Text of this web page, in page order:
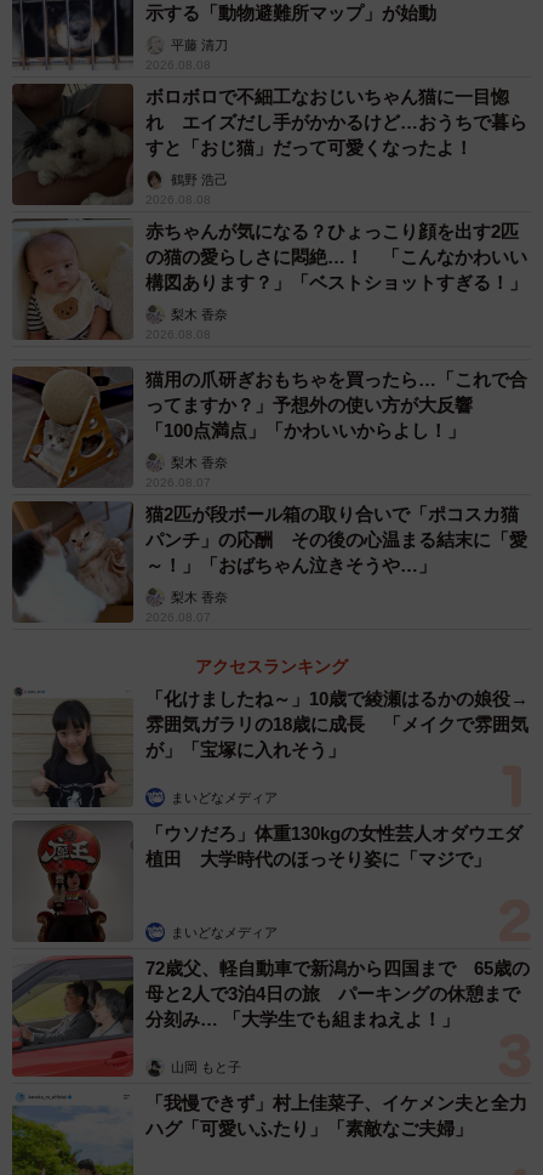
生後3ヶ月に出会った頃からへそ天の猫
飼い主さんに話を聞いた。
（おあげちゃんの飼い主さん提供）
ーーこの猫ちゃんのプロフィールをお聞かせください。
飼い主さん：「おあげ」と言います。現在1歳3ヶ月、2月
17日には1歳4ヶ月になりますが、好奇心旺盛でとっても温
和な女の子です。獣医さんにもごろごろしてしまうくらい
人懐っこい性格です。おすわり、握手等の6種類の芸ができ
ます。
ーーおあげちゃんは畳の感触がお好きなのでしょうか？ま
たいつからこういったポーズをするように？
飼い主さん：普段住む家はフローリングで、初めての畳に
気持ちよさそうにしていました。生後3ヶ月の頃におあげと
出会いましたが、その頃からへそ天はしていました。
示する「動物避難所マップ」が始動
平藤 清刀
2026.08.08
ボロボロで不細工なおじいちゃん猫に一目惚
れ エイズだし手がかかるけど…おうちで暮ら
すと「おじ猫」だって可愛くなったよ！
鶴野 浩己
2026.08.08
赤ちゃんが気になる？ひょっこり顔を出す2匹
の猫の愛らしさに悶絶…！ 「こんなかわいい
構図あります？」「ベストショットすぎる！」
梨木 香奈
2026.08.08
猫用の爪研ぎおもちゃを買ったら…「これで合
ってますか？」予想外の使い方が大反響
「100点満点」「かわいいからよし！」
梨木 香奈
2026.08.07
猫2匹が段ボール箱の取り合いで「ポコスカ猫
パンチ」の応酬 その後の心温まる結末に「愛
～！」「おばちゃん泣きそうや…」
梨木 香奈
2026.08.07
アクセスランキング
「化けましたね～」10歳で綾瀬はるかの娘役→
雰囲気ガラリの18歳に成長 「メイクで雰囲気
が」「宝塚に入れそう」
まいどなメディア
「ウソだろ」体重130kgの女性芸人オダウエダ
植田 大学時代のほっそり姿に「マジで」
まいどなメディア
72歳父、軽自動車で新潟から四国まで 65歳の
母と2人で3泊4日の旅 パーキングの休憩まで
分刻み… 「大学生でも組まねえよ！」
山岡 もと子
「我慢できず」村上佳菜子、イケメン夫と全力
ハグ「可愛いふたり」「素敵なご夫婦」